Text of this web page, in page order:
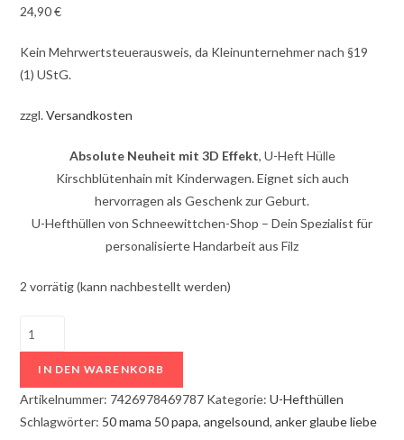
24,90€
Kein Mehrwertsteuerausweis, da Kleinunternehmer nach §19
(1) UStG.
zzgl.Versandkosten
Absolute Neuheit mit 3D Effekt, U-Heft Hülle
Kirschblütenhain mit Kinderwagen. Eignet sich auch
hervorragen als Geschenk zur Geburt.
U-Hefthüllen von Schneewittchen-Shop – Dein Spezialist für
personalisierte Handarbeit aus Filz
2 vorrätig (kann nachbestellt werden)
U-
Heft
Hülle
Kirschblütenhain
mit
IN DEN WARENKORB
Artikelnummer: 7426978469787 Kategorie:U-Hefthüllen
Schlagwörter: 50 mama 50 papa,angelsound,anker glaube liebe